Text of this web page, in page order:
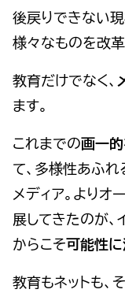
後戻りできない現
様々なものを改革
教育だけでなく、
ます。
これまでの画一的
て、多様性あふれ
メディア。より
展してきたのが、
からこそ可能性
教育もネットも、